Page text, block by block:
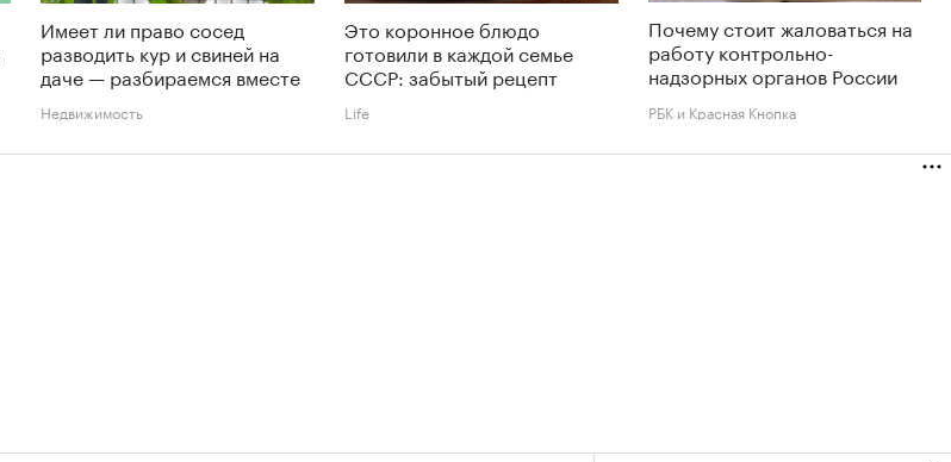
Имеет ли право сосед
разводить кур и свиней на
даче — разбираемся вместе
Недвижимость
Это коронное блюдо
готовили в каждой семье
СССР: забытый рецепт
Life
Почему стоит жаловаться на
работу контрольно-
надзорных органов России
РБК и Красная Кнопка